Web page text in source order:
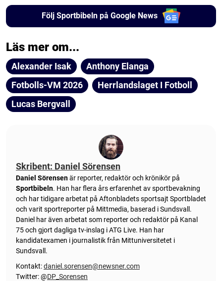
Följ Sportbibeln på Google News
Läs mer om...
Alexander Isak
Anthony Elanga
Fotbolls-VM 2026
Herrlandslaget I Fotboll
Lucas Bergvall
Skribent: Daniel Sörensen
Daniel Sörensenär reporter, redaktör och krönikör på
Sportbibeln. Han har flera års erfarenhet av sportbevakning
och har tidigare arbetat på Aftonbladets sportsajt Sportbladet
och varit sportreporter på Mittmedia, baserad i Sundsvall.
Daniel har även arbetat som reporter och redaktör på Kanal
75 och gjort dagliga tv-inslag i ATG Live. Han har
kandidatexamen i journalistik från Mittuniversitetet i
Sundsvall.
Kontakt:daniel.sorensen@newsner.com
Twitter: @DP_Sorensen